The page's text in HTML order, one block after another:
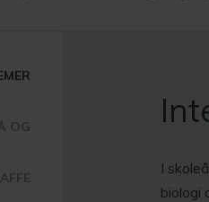
OG
I
biologi